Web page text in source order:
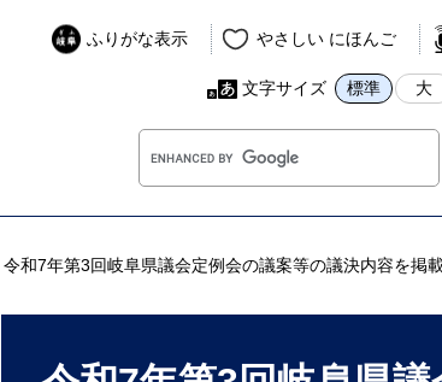
ふりがな表示 やさしい にほんご
文字サイズ 標準 大
l
カ
タ
令和7年第3回岐阜県議会定例会の議案等の議決内容を掲